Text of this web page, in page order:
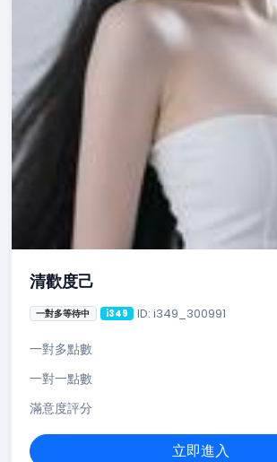
清歡度己
一對多等待中 i349 ID: i349_300991
一對多點數
一對一點數
滿意度評分
立即進入